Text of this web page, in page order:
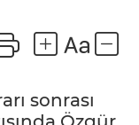
sonrası